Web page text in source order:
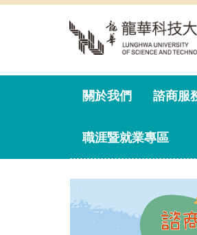
關於我們 諮商服
職涯暨就業專區